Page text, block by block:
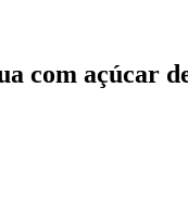
com açúcar